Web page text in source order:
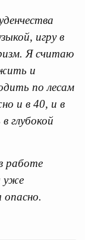
игру в
Я считаю
и
по лесам
и в 40, и в
глубокой
работе
уже